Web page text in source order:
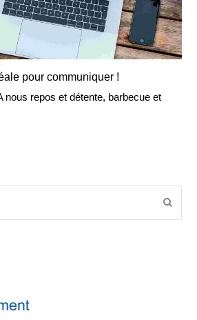
pour communiquer !
nous repos et détente, barbecue et